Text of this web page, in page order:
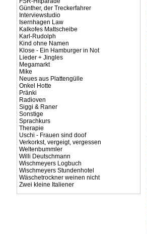
Günther, der Treckerfahrer
Interviewstudio
Isernhagen Law
Kalkofes Mattscheibe
Karl-Rudolph
Kind ohne Namen
Klose - Ein Hamburger in Not
Lieder + Jingles
Megamarkt
Mike
Neues aus Plattengülle
Onkel Hotte
Pränki
Radioven
Siggi & Raner
Sonstige
Sprachkurs
Therapie
Uschi - Frauen sind doof
Verkorkst, vergeigt, vergessen
Weltenbummler
Willi Deutschmann
Wischmeyers Logbuch
Wischmeyers Stundenhotel
Wäschetrockner weinen nicht
Zwei kleine Italiener